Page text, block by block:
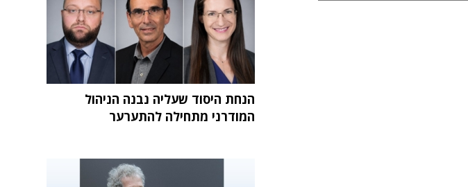
הנחת היסוד שעליה נבנה הניהול
המודרני מתחילה להתערער